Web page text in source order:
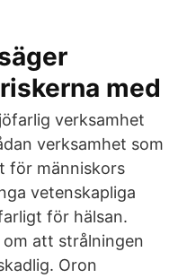
med
verksamhet
verksamhet som
för människors
vetenskapliga
för hälsan.
att strålningen
Oron